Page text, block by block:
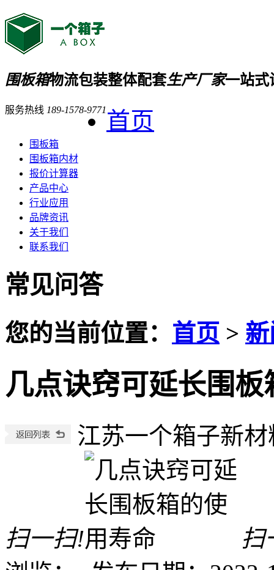
围板箱物流包装整体配套生产厂家一站式
服务热线 189-1578-9771 首页
围板箱
围板箱内材
报价计算器
产品中心
行业应用
品牌资讯
关于我们
联系我们
常见问答
您的当前位置： 首页 >
几点诀窍可延长围
江苏一个箱子新
扫一扫!
扫